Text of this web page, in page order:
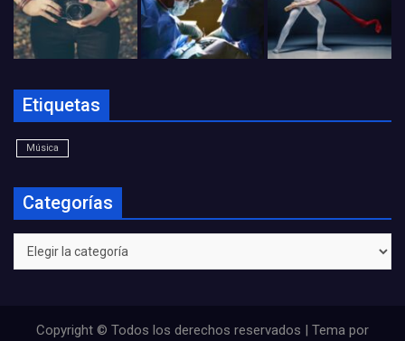
Etiquetas
Música
Categorías
Categorías
Copyright © Todos los derechos reservados | Tema por